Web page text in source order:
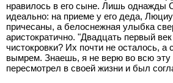
нравилось в его сыне. Лишь однажды
идеально: на приеме у его деда,
причесаны, а белоснежная улыбка
аристократично. "Двадцать первый
чистокровки? Их почти не осталось, а
вымрем. Знаешь, я не верю во всю эту
пересмотрел в своей жизни и был